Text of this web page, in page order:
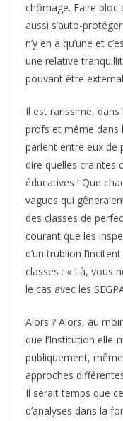
chômage. Faire bloc
aussi s’auto-
n’y en a qu’une et
une relative
pouvant être
Il est rarissime,
profs et même dans
parlent entre eux de
dire quelles craintes
éducatives ! Que
vagues qui
des classes de
courant que les
d’un trublion
classes : « Là, vous
le cas avec les
Alors ? Alors, au
que l’Institution
publiquement,
approches
Il serait temps que
d’analyses dans la